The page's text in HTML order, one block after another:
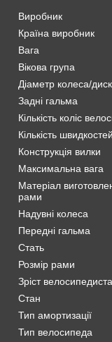
Виробник
Країна виробник
Вага
Вікова група
Діаметр колеса/
Задні гальма
Кількість коліс
Кількість швидкостей
Конструкція вилки
Максимальна вага
Матеріал
рами
Надувні колеса
Передні гальма
Стать
Розмір рами
Зріст велосипедиста
Стан
Тип амортизації
Тип велосипеда